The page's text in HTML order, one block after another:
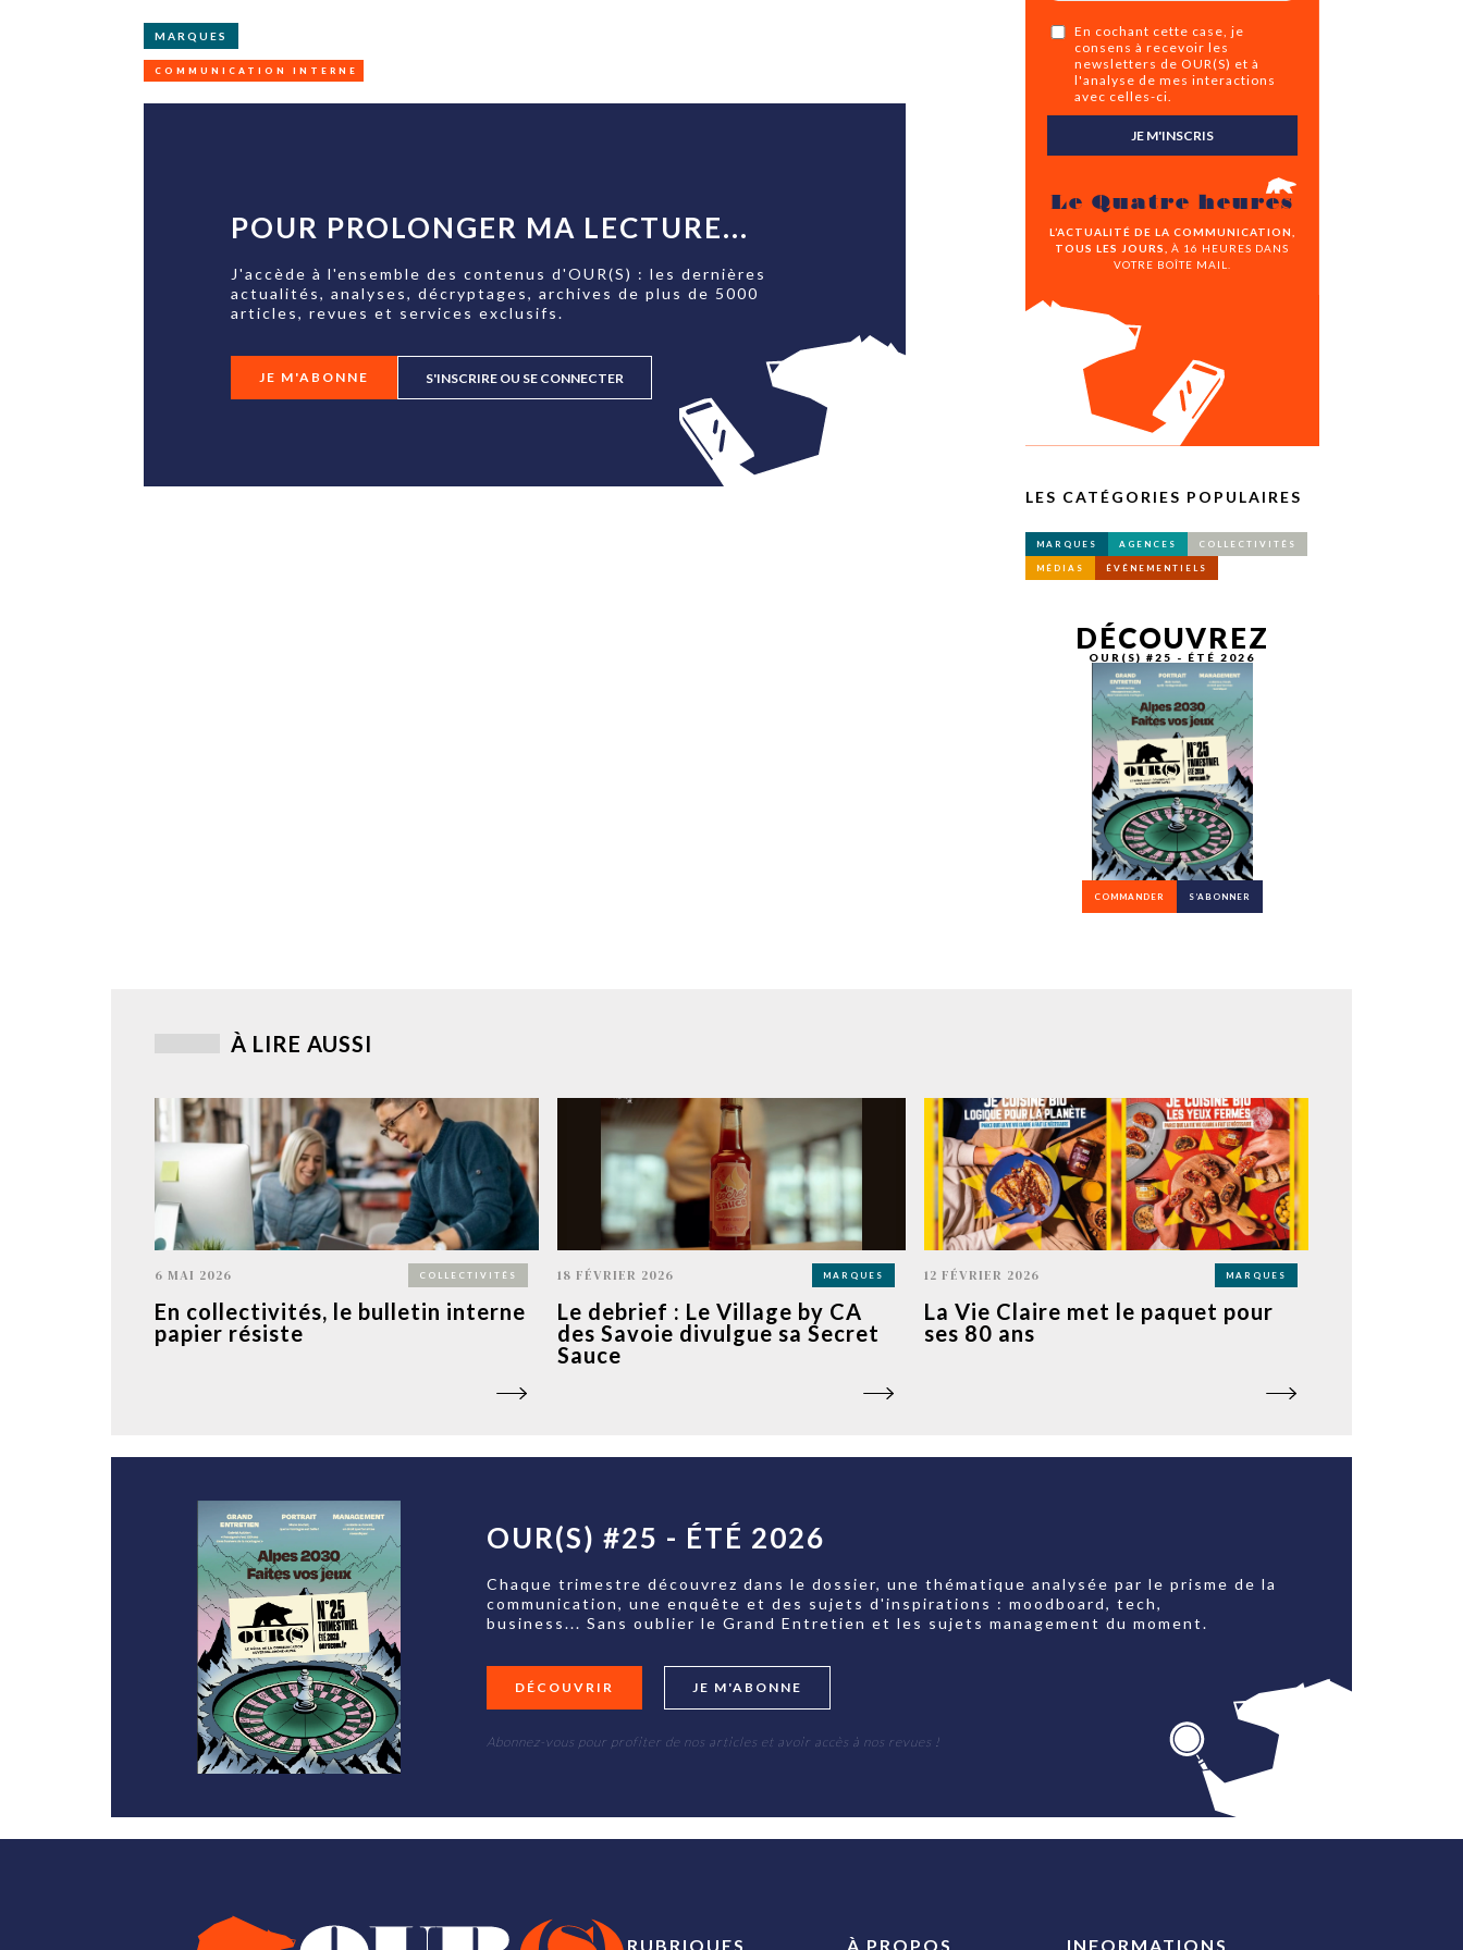
MARQUES
COMMUNICATION INTERNE
POUR PROLONGER MA LECTURE...
J'accède à l'ensemble des contenus d'OUR(S) : les dernières
actualités, analyses, décryptages, archives de plus de 5000
articles, revues et services exclusifs.
JE M'ABONNE S'INSCRIRE OU SE CONNECTER
En cochant cette case, je
consens à recevoir les
newsletters de OUR(S) et à
l'analyse de mes interactions
avec celles-ci.
JE M'INSCRIS
Le Quatre heures
L’ACTUALITÉ DE LA COMMUNICATION,
TOUS LES JOURS,
À 16 HEURES DANS
VOTRE BOÎTE MAIL.
LES CATÉGORIES POPULAIRES
MARQUES AGENCES COLLECTIVITÉS
MÉDIAS ÉVÉNEMENTIELS
DÉCOUVREZ
OUR(S) #25 - ÉTÉ 2026
COMMANDER S’ABONNER
À LIRE AUSSI
6 MAI 2026 COLLECTIVITÉS
En collectivités, le bulletin interne
papier résiste
18 FÉVRIER 2026 MARQUES
Le debrief : Le Village by CA
des Savoie divulgue sa Secret
Sauce
12 FÉVRIER 2026 MARQUES
La Vie Claire met le paquet pour
ses 80 ans
OUR(S) #25 - ÉTÉ 2026
Chaque trimestre découvrez dans le dossier, une thématique analysée par le prisme de la
communication, une enquête et des sujets d'inspirations : moodboard, tech,
business... Sans oublier le Grand Entretien et les sujets management du moment.
DÉCOUVRIR JE M'ABONNE
Abonnez-vous pour profiter de nos articles et avoir accès à nos revues !
RUBRIQUES À PROPOS INFORMATIONS